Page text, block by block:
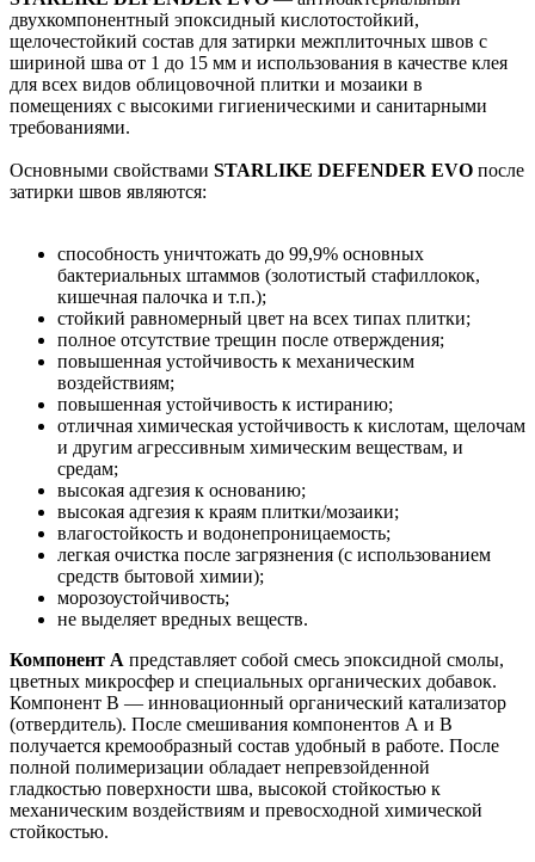
двухкомпонентный эпоксидный кислотостойкий,
щелочестойкий состав для затирки межплиточных швов с
шириной шва от 1 до 15 мм и использования в качестве клея
для всех видов облицовочной плитки и мозаики в
помещениях с высокими гигиеническими и санитарными
требованиями.
Основными свойствами STARLIKE DEFENDER EVO после
затирки швов являются:
способность уничтожать до 99,9% основных
бактериальных штаммов (золотистый стафиллокок,
кишечная палочка и т.п.);
стойкий равномерный цвет на всех типах плитки;
полное отсутствие трещин после отверждения;
повышенная устойчивость к механическим
воздействиям;
повышенная устойчивость к истиранию;
отличная химическая устойчивость к кислотам, щелочам
и другим агрессивным химическим веществам, и
средам;
высокая адгезия к основанию;
высокая адгезия к краям плитки/мозаики;
влагостойкость и водонепроницаемость;
легкая очистка после загрязнения (с использованием
средств бытовой химии);
морозоустойчивость;
не выделяет вредных веществ.
Компонент А представляет собой смесь эпоксидной смолы,
цветных микросфер и специальных органических добавок.
Компонент В — инновационный органический катализатор
(отвердитель). После смешивания компонентов А и В
получается кремообразный состав удобный в работе. После
полной полимеризации обладает непревзойденной
гладкостью поверхности шва, высокой стойкостью к
механическим воздействиям и превосходной химической
стойкостью.